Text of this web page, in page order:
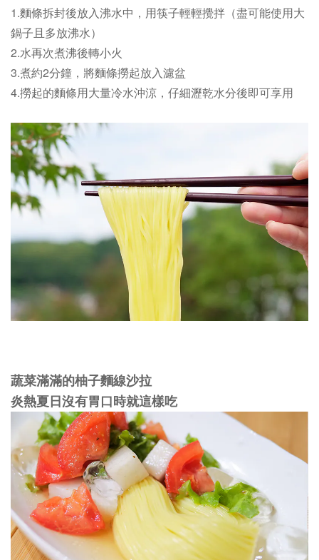
1.麵條拆封後放入沸水中，用筷子輕輕攪拌（盡可能使用大
鍋子且多放沸水）
2.水再次煮沸後轉小火
3.煮約2分鐘，將麵條撈起放入濾盆
4.撈起的麵條用大量冷水沖涼，仔細瀝乾水分後即可享用
蔬菜滿滿的柚子麵線沙拉
炎熱夏日沒有胃口時就這樣吃